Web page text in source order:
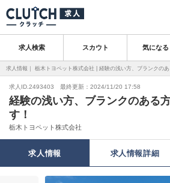
求人検索 スカウト 気になる
求人情報｜ 栃木トヨペット株式会社 | 経験の浅い方、ブランクの
求人ID.2493403 最終更新：2024/11/20 17:58
経験の浅い方、ブランクのある
す！
栃木トヨペット株式会社
求人情報 求人情報詳細